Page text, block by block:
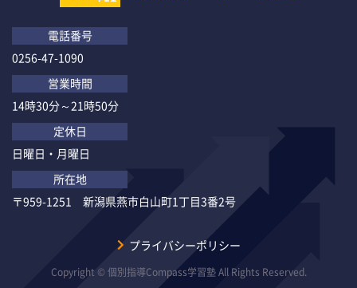
電話番号
0256-47-1090
営業時間
14時30分～21時50分
定休日
日曜日・月曜日
所在地
〒959-1251 新潟県燕市白山町1丁目3番2号
プライバシーポリシー
Copyright © 個別指導Compass学習塾 All Rights Reserved.